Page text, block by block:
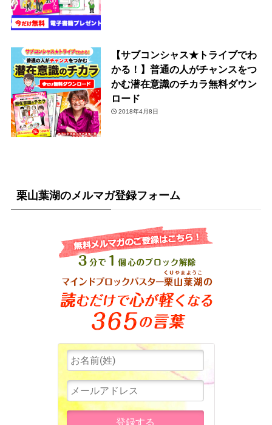
【サブコンシャス★トライブでわ
かる！】普通の人がチャンスをつ
かむ潜在意識のチカラ無料ダウン
ロード
2018年4月8日
栗山葉湖のメルマガ登録フォーム